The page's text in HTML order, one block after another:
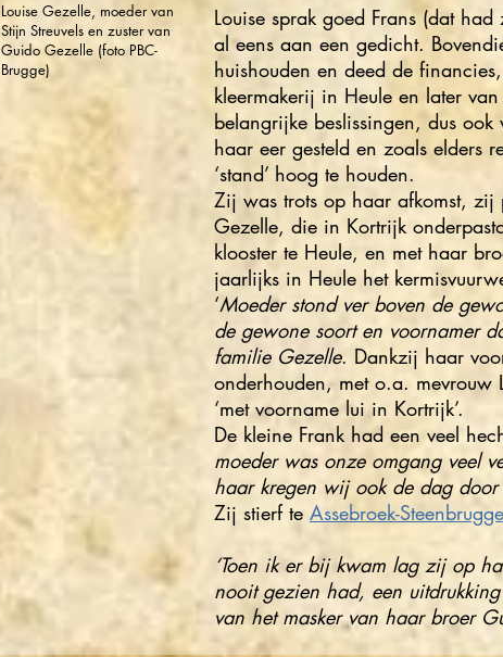
Louise Gezelle, moeder van
Stijn Streuvels en zuster van
Guido Gezelle (foto PBC-
Brugge)
Louise sprak goed Frans (dat
al eens aan een gedicht.
huishouden en deed de
kleermakerij in Heule en later
belangrijke beslissingen, dus
haar eer gesteld en zoals elders
‘stand’ hoog te houden.
Zij was trots op haar afkomst, zij
Gezelle, die in Kortrijk
klooster te Heule, en met haar
jaarlijks in Heule het
‘Moeder stond ver boven de
de gewone soort en voornamer
familie Gezelle. Dankzij haar
onderhouden, met o.a. mevrouw
‘met voorname lui in Kortrijk’.
De kleine Frank had een veel
moeder was onze omgang veel
haar kregen wij ook de dag door
Zij stierf te Assebroek-Steenbrugge
‘Toen ik er bij kwam lag zij op
nooit gezien had, een
van het masker van haar broer